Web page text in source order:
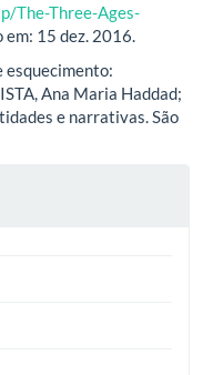
The-Three-Ages-
em: 15 dez. 2016.
esquecimento:
Ana Maria Haddad;
e narrativas. São